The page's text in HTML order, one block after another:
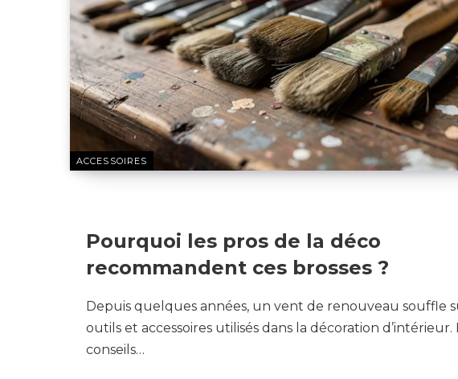
ACCESSOIRES
Pourquoi les pros de la déco
recommandent ces brosses ?
Depuis quelques années, un vent de renouveau souffle
outils et accessoires utilisés dans la décoration d’intérieur.
conseils…